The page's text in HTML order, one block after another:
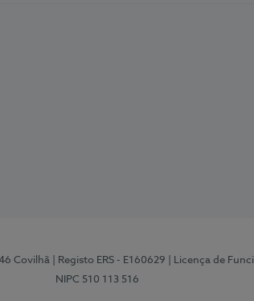
Covilhã | Registo ERS - E160629 | Licença de
NIPC 510 113 516